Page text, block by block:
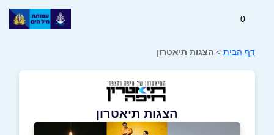
0
דף הבית > הצגות תיאטרון
הצגות תיאטרון